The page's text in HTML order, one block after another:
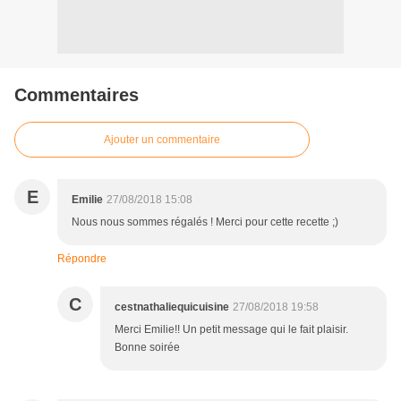
Commentaires
Ajouter un commentaire
E Emilie 27/08/2018 15:08
Nous nous sommes régalés ! Merci pour cette recette ;)
Répondre
C cestnathaliequicuisine 27/08/2018 19:58
Merci Emilie!! Un petit message qui le fait plaisir.
Bonne soirée